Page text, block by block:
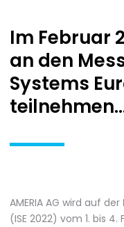
Im Februar
an den
Systems
AMERIA AG wird auf der
(ISE 2022) vom 1. bis